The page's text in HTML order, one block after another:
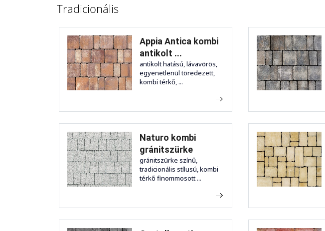
Tradicionális
Appia Antica kombi
antikolt ...
antikolt hatású, lávavörös,
egyenetlenül töredezett,
kombi térkő, ...
Naturo kombi
gránitszürke
gránitszürke színű,
tradicionális stílusú, kombi
térkő finommosott ...